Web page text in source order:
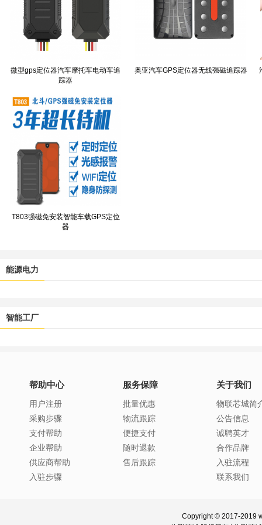
微型gps定位器汽车摩托车电动车追
踪器
奥亚汽车GPS定位器无线强磁追踪器
T803强磁免安装智能车载GPS定位
器
能源电力
智能工厂
帮助中心
用户注册
采购步骤
支付帮助
企业帮助
供应商帮助
入驻步骤
服务保障
批量优惠
物流跟踪
便捷支付
随时退款
售后跟踪
关于我们
物联芯城简
公告信息
诚聘英才
合作品牌
入驻流程
联系我们
Copyright © 2017-2019